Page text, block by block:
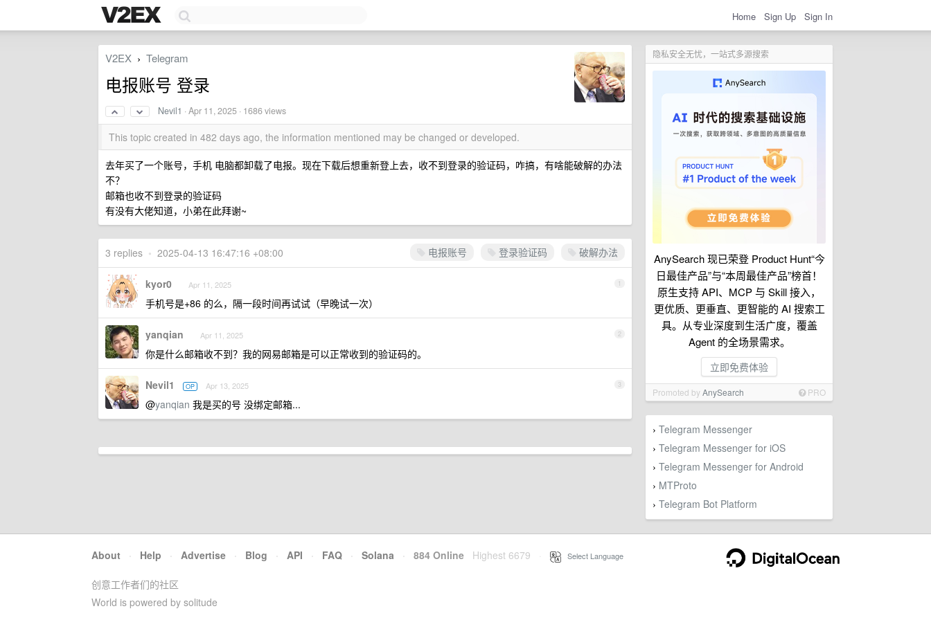
Home Sign Up Sign In
隐私安全无忧，一站式多源搜索
AnySearch 现已荣登 Product Hunt“今
日最佳产品”与“本周最佳产品”榜首！
原生支持 API、MCP 与 Skill 接入，
更优质、更垂直、更智能的 AI 搜索工
具。从专业深度到生活广度，覆盖
Agent 的全场景需求。
立即免费体验
Promoted byAnySearch PRO
› Telegram Messenger
› Telegram Messenger for iOS
› Telegram Messenger for Android
› MTProto
› Telegram Bot Platform
V2EX › Telegram
电报账号 登录
Nevil1 ·Apr 11, 2025 · 1686 views
This topic created in 482 days ago, the information mentioned may be changed or developed.
去年买了一个账号，手机 电脑都卸载了电报。现在下载后想重新登上去，收不到登录的验证码，咋搞，有啥能破解的办法
不？
邮箱也收不到登录的验证码
有没有大佬知道，小弟在此拜谢~
电报账号 登录验证码 破解办法
3 replies • 2025-04-13 16:47:16 +08:00
1
kyor0 Apr 11, 2025
手机号是+86 的么，隔一段时间再试试（早晚试一次）
2
yanqian Apr 11, 2025
你是什么邮箱收不到？我的网易邮箱是可以正常收到的验证码的。
3
Nevil1 OP Apr 13, 2025
@yanqian 我是买的号 没绑定邮箱...
About · Help · Advertise · Blog · API · FAQ · Solana · 884 Online Highest 6679 Select Language
创意工作者们的社区
World is powered by solitude